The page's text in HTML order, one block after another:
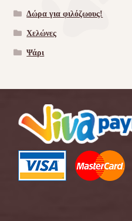
Δώρα για φιλόζωους!
Χελώνες
Ψάρι